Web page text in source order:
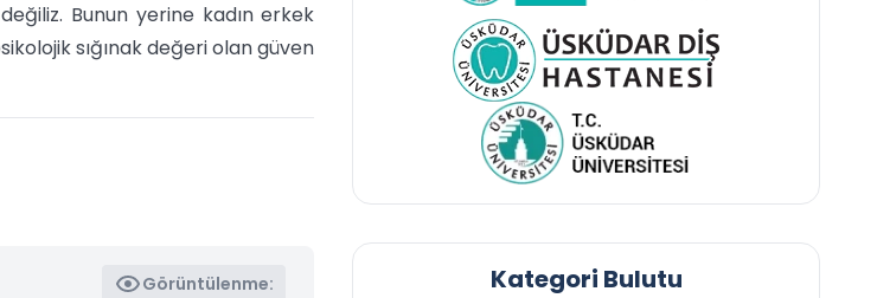
Bunun yerine kadın erkek
sığınak değeri olan güven
Görüntülenme:
Kategori Bulutu